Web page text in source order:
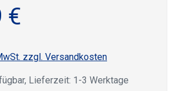
€
zzgl. Versandkosten
Lieferzeit: 1-3 Werktage